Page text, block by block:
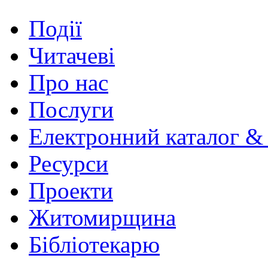
Події
Читачеві
Про нас
Послуги
Електронний каталог
Ресурси
Проекти
Житомирщина
Бібліотекарю